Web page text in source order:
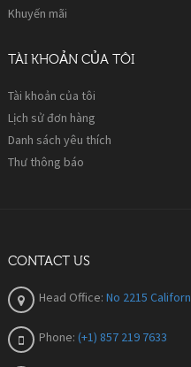
Khuyến mãi
TÀI KHOẢN CỦA TÔI
Tài khoản của tôi
Lịch sử đơn hàng
Danh sách yêu thích
Thư thông báo
CONTACT US
Head Office: No 2215
Phone: (+1) 857 219 7633